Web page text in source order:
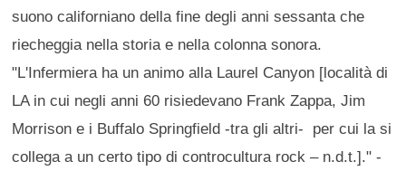
suono californiano della fine degli anni sessanta che
riecheggia nella storia e nella colonna sonora.
"L'Infermiera ha un animo alla Laurel Canyon [località di
LA in cui negli anni 60 risiedevano Frank Zappa, Jim
Morrison e i Buffalo Springfield -tra gli altri- per cui la si
collega a un certo tipo di controcultura rock – n.d.t.]." -